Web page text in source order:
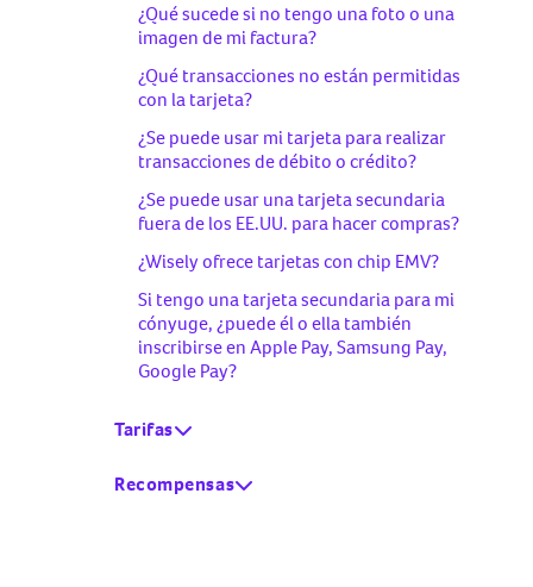
¿Qué sucede si no tengo una foto o una
imagen de mi factura?
¿Qué transacciones no están permitidas
con la tarjeta?
¿Se puede usar mi tarjeta para realizar
transacciones de débito o crédito?
¿Se puede usar una tarjeta secundaria
fuera de los EE.UU. para hacer compras?
¿Wisely ofrece tarjetas con chip EMV?
Si tengo una tarjeta secundaria para mi
cónyuge, ¿puede él o ella también
inscribirse en Apple Pay, Samsung Pay,
Google Pay?
Tarifas
¿Hay tarifas por usar mi tarjeta?
Recompensas